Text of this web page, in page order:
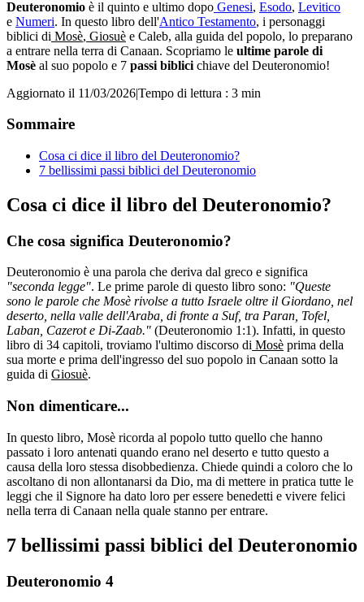
Deuteronomio è il quinto e ultimo dopo Genesi, Esodo, Levitico
e Numeri. In questo libro dell'Antico Testamento, i personaggi
biblici di Mosè, Giosuè e Caleb, alla guida del popolo, lo preparano
a entrare nella terra di Canaan. Scopriamo le ultime parole di
Mosè al suo popolo e 7 passi biblici chiave del Deuteronomio!
Aggiornato il 11/03/2026|Tempo di lettura : 3 min
Sommaire
Cosa ci dice il libro del Deuteronomio?
7 bellissimi passi biblici del Deuteronomio
Cosa ci dice il libro del Deuteronomio?
Che cosa significa Deuteronomio?
Deuteronomio è una parola che deriva dal greco e significa
"seconda legge". Le prime parole di questo libro sono: "Queste
sono le parole che Mosè rivolse a tutto Israele oltre il Giordano, nel
deserto, nella valle dell'Araba, di fronte a Suf, tra Paran, Tofel,
Laban, Cazerot e Di-Zaab." (Deuteronomio 1:1). Infatti, in questo
libro di 34 capitoli, troviamo l'ultimo discorso di Mosè prima della
sua morte e prima dell'ingresso del suo popolo in Canaan sotto la
guida di Giosuè.
Non dimenticare...
In questo libro, Mosè ricorda al popolo tutto quello che hanno
passato i loro antenati quando erano nel deserto e tutto questo a
causa della loro stessa disobbedienza. Chiede quindi a coloro che lo
ascoltano di non allontanarsi da Dio, ma di mettere in pratica tutte le
leggi che il Signore ha dato loro per essere benedetti e vivere felici
nella terra di Canaan nella quale stanno per entrare.
7 bellissimi passi biblici del Deuteronomio
Deuteronomio 4